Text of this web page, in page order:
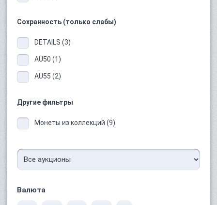
Сохранность (только слабы)
DETAILS (3)
AU50 (1)
AU55 (2)
Другие фильтры
Монеты из коллекций (9)
Валюта